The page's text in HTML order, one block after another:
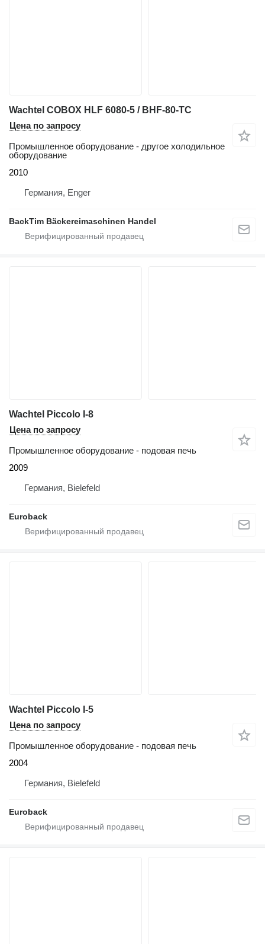
Wachtel COBOX HLF 6080-5 / BHF-80-TC
Цена по запросу
Промышленное оборудование - другое холодильное
оборудование
2010
Германия, Enger
BackTim Bäckereimaschinen Handel
Wachtel Piccolo I-8
Цена по запросу
Промышленное оборудование - подовая печь
2009
Германия, Bielefeld
Euroback
Wachtel Piccolo I-5
Цена по запросу
Промышленное оборудование - подовая печь
2004
Германия, Bielefeld
Euroback